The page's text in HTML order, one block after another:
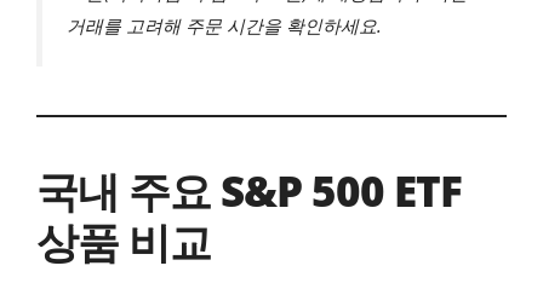
거래를 고려해 주문 시간을 확인하세요.
국내 주요 S&P 500 ETF
상품 비교